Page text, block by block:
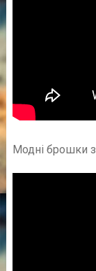
Модні брошки